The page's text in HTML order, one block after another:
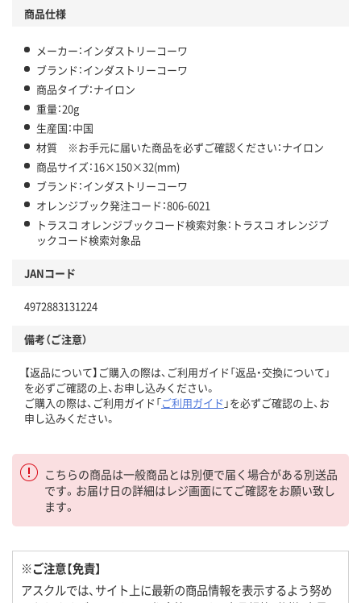
商品仕様
メーカー：インダストリーコーワ
ブランド：インダストリーコーワ
商品タイプ：ナイロン
重量：20g
生産国：中国
材質 ※お手元に届いた商品を必ずご確認ください：ナイロン
商品サイズ：16×150×32(mm)
ブランド：インダストリーコーワ
オレンジブック発注コード：806-6021
トラスコ オレンジブックコード検索対象：トラスコ オレンジブ
ックコード検索対象品
JANコード
4972883131224
備考（ご注意）
【返品について】ご購入の際は、ご利用ガイド「返品・交換について」
を必ずご確認の上、お申し込みください。
ご購入の際は、ご利用ガイド「ご利用ガイド 」を必ずご確認の上、お
申し込みください。
こちらの商品は一般商品とは別便で届く場合がある別送品
です。お届け日の詳細はレジ画面にてご確認をお願い致し
ます。
※ご注意【免責】
アスクルでは、サイト上に最新の商品情報を表示するよう努め